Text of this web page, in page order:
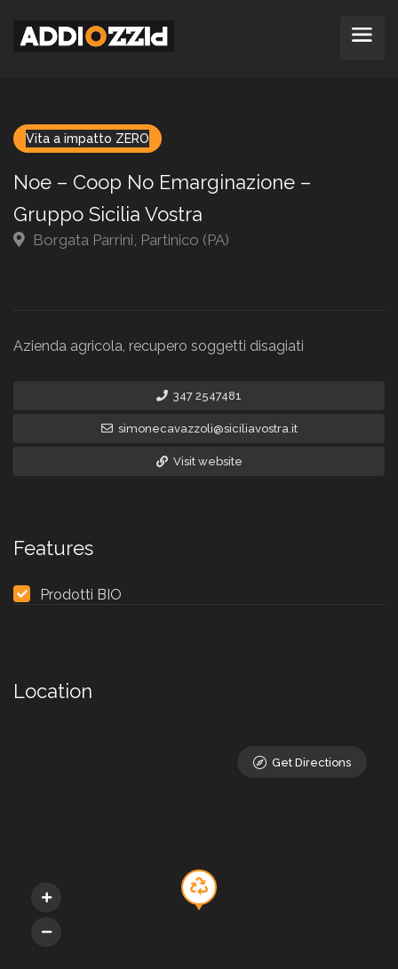
Vita a impatto ZERO
Noe – Coop No Emarginazione –
Gruppo Sicilia Vostra
Borgata Parrini, Partinico (PA)
Azienda agricola, recupero soggetti disagiati
347 2547481
simonecavazzoli@siciliavostra.it
Visit website
Features
Prodotti BIO
Location
Get Directions